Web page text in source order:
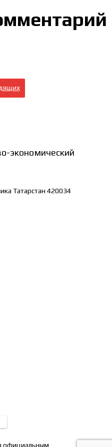
экономический
Татарстан 420034
официальным